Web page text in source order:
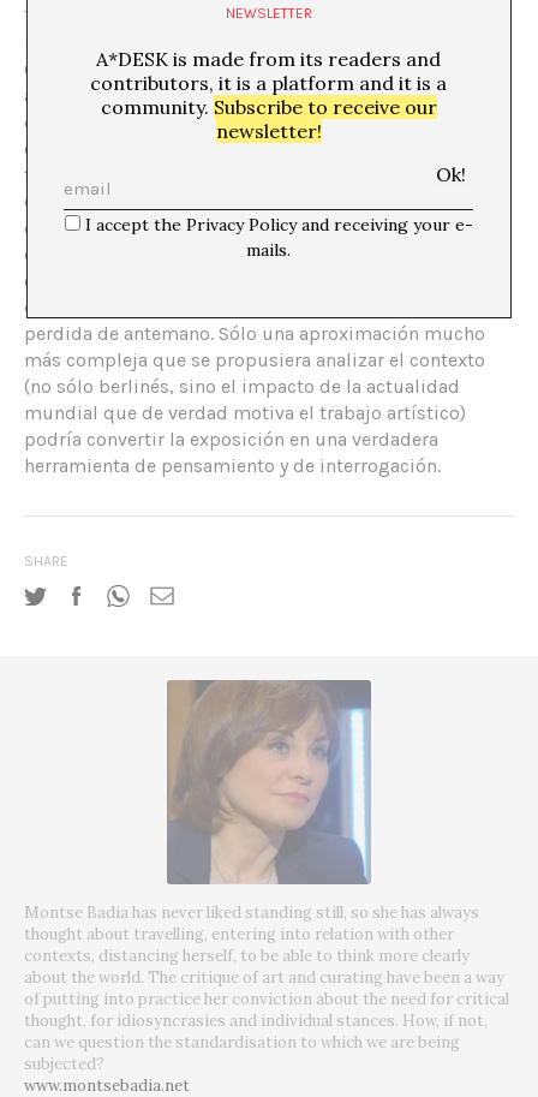
Tendenzen. No cabe duda que Berlín es una ciudad con
una intensa, más que frenética, actividad cultural.
Curiosamente, uno de los motivos por los cuales tantos
artistas se instalan en ella es la cantidad de espacios
disponibles y los bajos costes de los alquileres (no
olvidemos que coincidiendo con el final de la guerra
fría numerosos espacios quedaron en desuso). Berlín
es, pues, muchas ciudades en una y también una
ciudad llena de contradicciones y en la que conviven
diferentes escenas culturales. Por eso, cualquier intento
de intentar explicarla a partir de una reducida selección
de pinturas, vídeos o instalaciones es una batalla
perdida de antemano. Sólo una aproximación mucho
más compleja que se propusiera analizar el contexto
(no sólo berlinés, sino el impacto de la actualidad
mundial que de verdad motiva el trabajo artístico)
podría convertir la exposición en una verdadera
herramienta de pensamiento y de interrogación.
SHARE
Montse Badia has never liked standing still, so she has always
thought about travelling, entering into relation with other
contexts, distancing herself, to be able to think more clearly
about the world. The critique of art and curating have been a way
of putting into practice her conviction about the need for critical
thought, for idiosyncrasies and individual stances. How, if not,
can we question the standardisation to which we are being
subjected?
www.montsebadia.net
NEWSLETTER
A*DESK is made from its readers and
contributors, it is a platform and it is a
community. Subscribe to receive our
newsletter!
I accept the Privacy Policy and receiving your e-
mails.